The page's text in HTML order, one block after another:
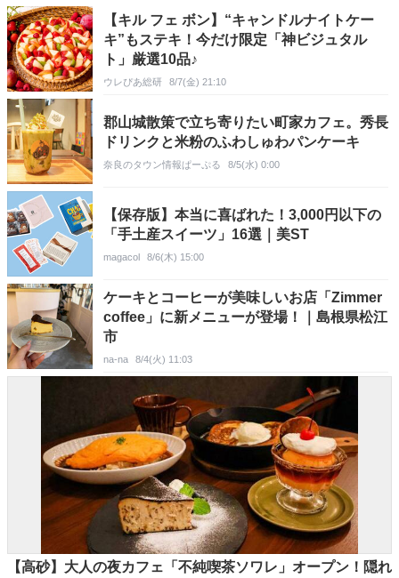
【キル フェ ボン】“キャンドルナイトケー
キ”もステキ！今だけ限定「神ビジュタル
ト」厳選10品♪
ウレぴあ総研 8/7(金) 21:10
郡山城散策で立ち寄りたい町家カフェ。秀長
ドリンクと米粉のふわしゅわパンケーキ
奈良のタウン情報ぱーぷる 8/5(水) 0:00
【保存版】本当に喜ばれた！3,000円以下の
「手土産スイーツ」16選｜美ST
magacol 8/6(木) 15:00
ケーキとコーヒーが美味しいお店「Zimmer
coffee」に新メニューが登場！｜島根県松江
市
na-na 8/4(火) 11:03
【高砂】大人の夜カフェ「不純喫茶ソワレ」オープン！隠れ